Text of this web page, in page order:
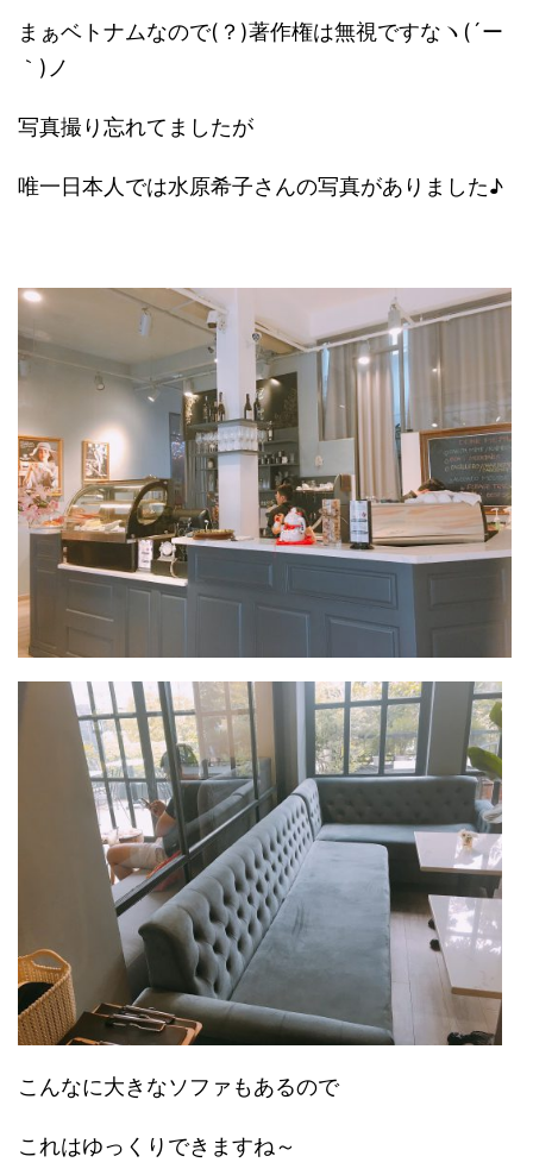
まぁベトナムなので(？)著作権は無視ですなヽ(´ー
｀)ノ
写真撮り忘れてましたが
唯一日本人では水原希子さんの写真がありました♪
こんなに大きなソファもあるので
これはゆっくりできますね～